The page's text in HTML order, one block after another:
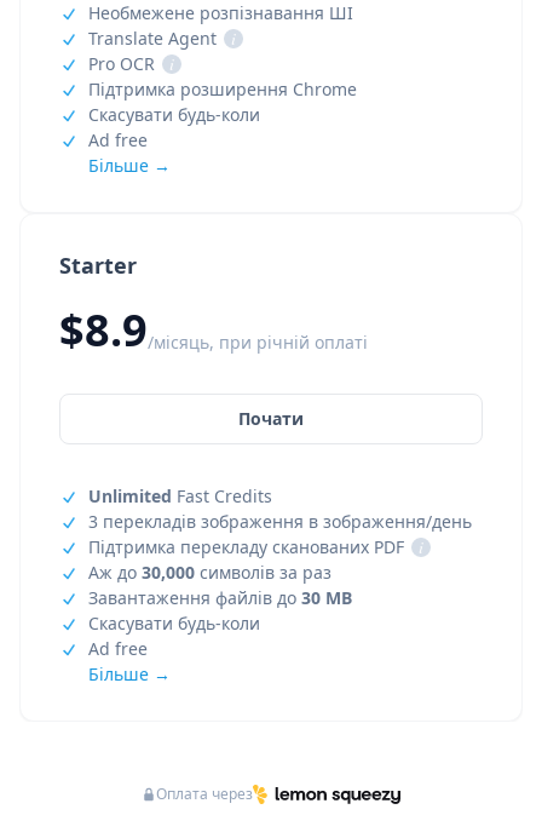
Starter
$8.9/місяць, при річній оплаті
Почати
Unlimited Fast Credits
3 перекладів зображення в зображення/день
Підтримка перекладу сканованих PDF
i
Аж до 30,000 символів за раз
Завантаження файлів до 30 MB
Скасувати будь-коли
Ad free
Більше →
Необмежене розпізнавання ШІ
Translate Agent
i
Pro OCR
i
Підтримка розширення Chrome
Скасувати будь-коли
Ad free
Більше →
Оплата через